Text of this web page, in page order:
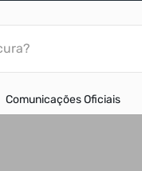
Comunicações Oficiais